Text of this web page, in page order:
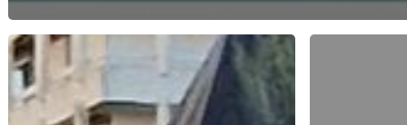
C’est
la
Rentrée